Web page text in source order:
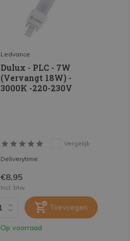
Ledvance
Dulux - PLC - 7W
(Vervangt 18W) -
3000K -220-230V
Vergelijk
Deliverytime
€8,95
Incl. btw
Toevoegen
Op voorraad